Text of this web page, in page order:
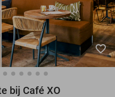
favorite_border
bij Café XO